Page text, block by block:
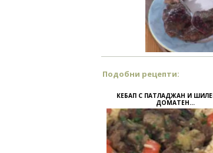
Подобни рецепти:
КЕБАП С ПАТЛАДЖАН И
ДОМАТЕН...